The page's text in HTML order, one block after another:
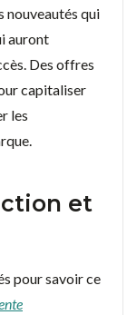
nouveautés qui
auront
Des offres
capitaliser
les
et
pour savoir ce